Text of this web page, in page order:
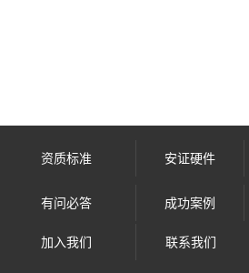
资质标准 安证硬件
有问必答 成功案例
加入我们 联系我们